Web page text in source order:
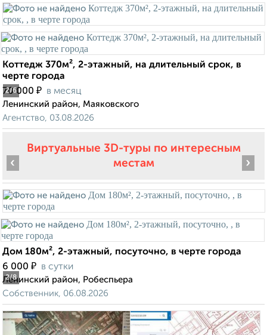
2/6
Коттедж 370м², 2-этажный, на длительный срок, в
черте города
70 000 ₽ в месяц
Ленинский район, Маяковского
Агентство, 03.08.2026
Виртуальные 3D-туры по интересным
местам
2/8
‹ ›
Дом 180м², 2-этажный, посуточно, в черте города
6 000 ₽ в сутки
Ленинский район, Робеспьера
Собственник, 06.08.2026